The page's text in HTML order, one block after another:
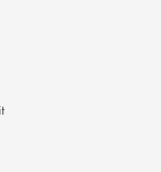
apre l’app di posta
(si apre l’app di posta